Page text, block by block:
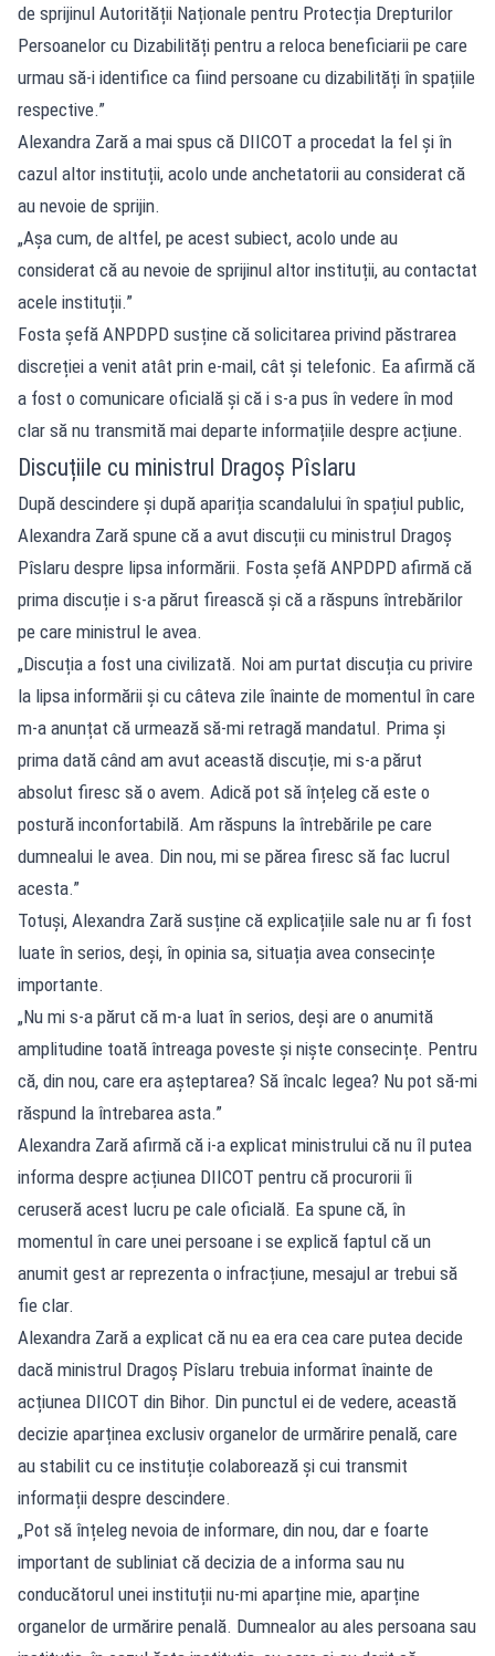
de sprijinul Autorității Naționale pentru Protecția Drepturilor
Persoanelor cu Dizabilități pentru a reloca beneficiarii pe care
urmau să-i identifice ca fiind persoane cu dizabilități în spațiile
respective.”
Alexandra Zară a mai spus că DIICOT a procedat la fel și în
cazul altor instituții, acolo unde anchetatorii au considerat că
au nevoie de sprijin.
„Așa cum, de altfel, pe acest subiect, acolo unde au
considerat că au nevoie de sprijinul altor instituții, au contactat
acele instituții.”
Fosta șefă ANPDPD susține că solicitarea privind păstrarea
discreției a venit atât prin e-mail, cât și telefonic. Ea afirmă că
a fost o comunicare oficială și că i s-a pus în vedere în mod
clar să nu transmită mai departe informațiile despre acțiune.
Discuțiile cu ministrul Dragoș Pîslaru
După descindere și după apariția scandalului în spațiul public,
Alexandra Zară spune că a avut discuții cu ministrul Dragoș
Pîslaru despre lipsa informării. Fosta șefă ANPDPD afirmă că
prima discuție i s-a părut firească și că a răspuns întrebărilor
pe care ministrul le avea.
„Discuția a fost una civilizată. Noi am purtat discuția cu privire
la lipsa informării și cu câteva zile înainte de momentul în care
m-a anunțat că urmează să-mi retragă mandatul. Prima și
prima dată când am avut această discuție, mi s-a părut
absolut firesc să o avem. Adică pot să înțeleg că este o
postură inconfortabilă. Am răspuns la întrebările pe care
dumnealui le avea. Din nou, mi se părea firesc să fac lucrul
acesta.”
Totuși, Alexandra Zară susține că explicațiile sale nu ar fi fost
luate în serios, deși, în opinia sa, situația avea consecințe
importante.
„Nu mi s-a părut că m-a luat în serios, deși are o anumită
amplitudine toată întreaga poveste și niște consecințe. Pentru
că, din nou, care era așteptarea? Să încalc legea? Nu pot să-mi
răspund la întrebarea asta.”
Alexandra Zară afirmă că i-a explicat ministrului că nu îl putea
informa despre acțiunea DIICOT pentru că procurorii îi
ceruseră acest lucru pe cale oficială. Ea spune că, în
momentul în care unei persoane i se explică faptul că un
anumit gest ar reprezenta o infracțiune, mesajul ar trebui să
fie clar.
Alexandra Zară a explicat că nu ea era cea care putea decide
dacă ministrul Dragoș Pîslaru trebuia informat înainte de
acțiunea DIICOT din Bihor. Din punctul ei de vedere, această
decizie aparținea exclusiv organelor de urmărire penală, care
au stabilit cu ce instituție colaborează și cui transmit
informații despre descindere.
„Pot să înțeleg nevoia de informare, din nou, dar e foarte
important de subliniat că decizia de a informa sau nu
conducătorul unei instituții nu-mi aparține mie, aparține
organelor de urmărire penală. Dumnealor au ales persoana sau